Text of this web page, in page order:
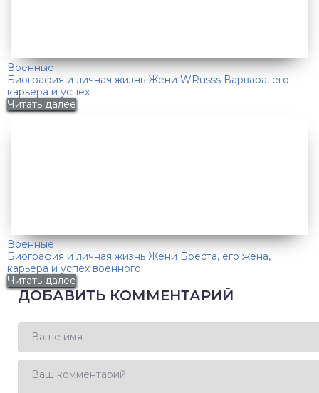
Военные
Биография и личная жизнь Жени WRusss Варвара, его
карьера и успех
Читать далее
Военные
Биография и личная жизнь Жени Бреста, его жена,
карьера и успех военного
Читать далее
ДОБАВИТЬ КОММЕНТАРИЙ